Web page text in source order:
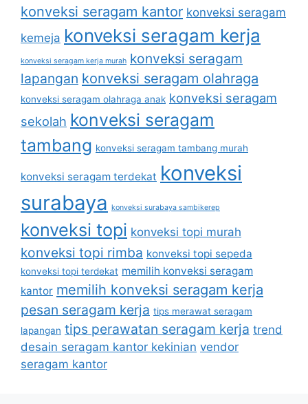
konveksi seragam kantor konveksi seragam
kemeja konveksi seragam kerja
konveksi seragam kerja murah konveksi seragam
lapangan konveksi seragam olahraga
konveksi seragam olahraga anak konveksi seragam
sekolah konveksi seragam
tambang konveksi seragam tambang murah
konveksi seragam terdekat konveksi
surabaya konveksi surabaya sambikerep
konveksi topi konveksi topi murah
konveksi topi rimba konveksi topi sepeda
konveksi topi terdekat memilih konveksi seragam
kantor memilih konveksi seragam kerja
pesan seragam kerja tips merawat seragam
lapangan tips perawatan seragam kerja trend
desain seragam kantor kekinian vendor
seragam kantor